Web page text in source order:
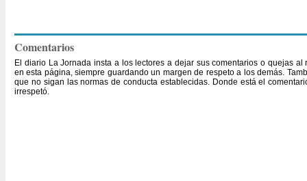
Comentarios
El diario La Jornada insta a los lectores a dejar sus comentarios o quejas
en esta página, siempre guardando un margen de respeto a los demás.
que no sigan las normas de conducta establecidas. Donde está el
irrespetó.